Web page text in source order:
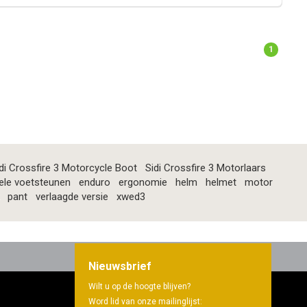
1
Crossfire 3 Motorcycle Boot
Sidi Crossfire 3 Motorlaars
voetsteunen enduro ergonomie helm helmet
motor
pant verlaagde versie xwed3
Nieuwsbrief
Wilt u op de hoogte blijven?
Word lid van onze mailinglijst: